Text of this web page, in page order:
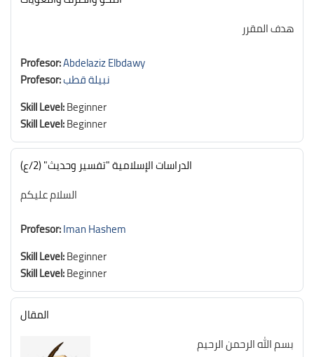
هدف المقرر
Profesor:Abdelaziz Elbdawy
Profesor:نبيلة قطب
Skill Level:Beginner
Skill Level:Beginner
الدراسات الإسلامية "تفسير وحديث" (2/ع)
السلام عليكم
Profesor:Iman Hashem
Skill Level:Beginner
Skill Level:Beginner
المقال
بسم الله الرحمن الرحيم